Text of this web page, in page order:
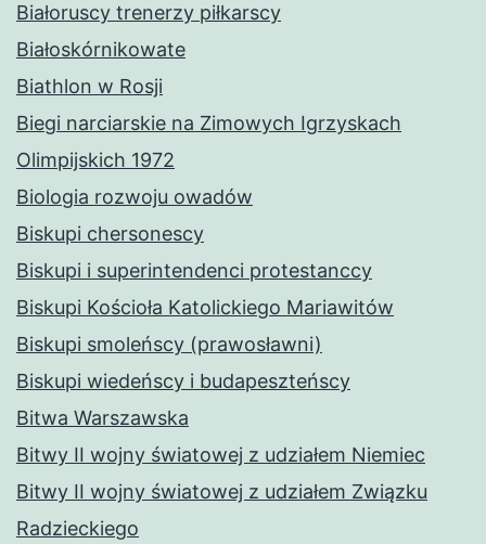
Białoruscy trenerzy piłkarscy
Białoskórnikowate
Biathlon w Rosji
Biegi narciarskie na Zimowych Igrzyskach
Olimpijskich 1972
Biologia rozwoju owadów
Biskupi chersonescy
Biskupi i superintendenci protestanccy
Biskupi Kościoła Katolickiego Mariawitów
Biskupi smoleńscy (prawosławni)
Biskupi wiedeńscy i budapeszteńscy
Bitwa Warszawska
Bitwy II wojny światowej z udziałem Niemiec
Bitwy II wojny światowej z udziałem Związku
Radzieckiego